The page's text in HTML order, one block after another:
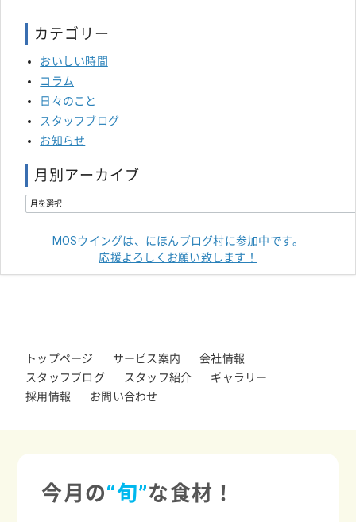
カテゴリー
おいしい時間
コラム
日々のこと
スタッフブログ
お知らせ
月別アーカイブ
MOSウイングは、にほんブログ村に参加中です。
応援よろしくお願い致します！
トップページ サービス案内
会社情報
スタッフブログ
スタッフ紹介
ギャラリー
採用情報
お問い合わせ
今月の“旬”な食材！